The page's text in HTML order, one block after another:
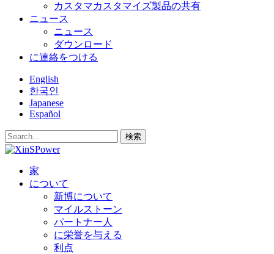
カスタマカスタマイズ製品の共有
ニュース
ニュース
ダウンロード
に連絡をつける
English
한국인
Japanese
Español
検索
家
について
新博について
マイルストーン
パートナー人
に栄誉を与える
利点